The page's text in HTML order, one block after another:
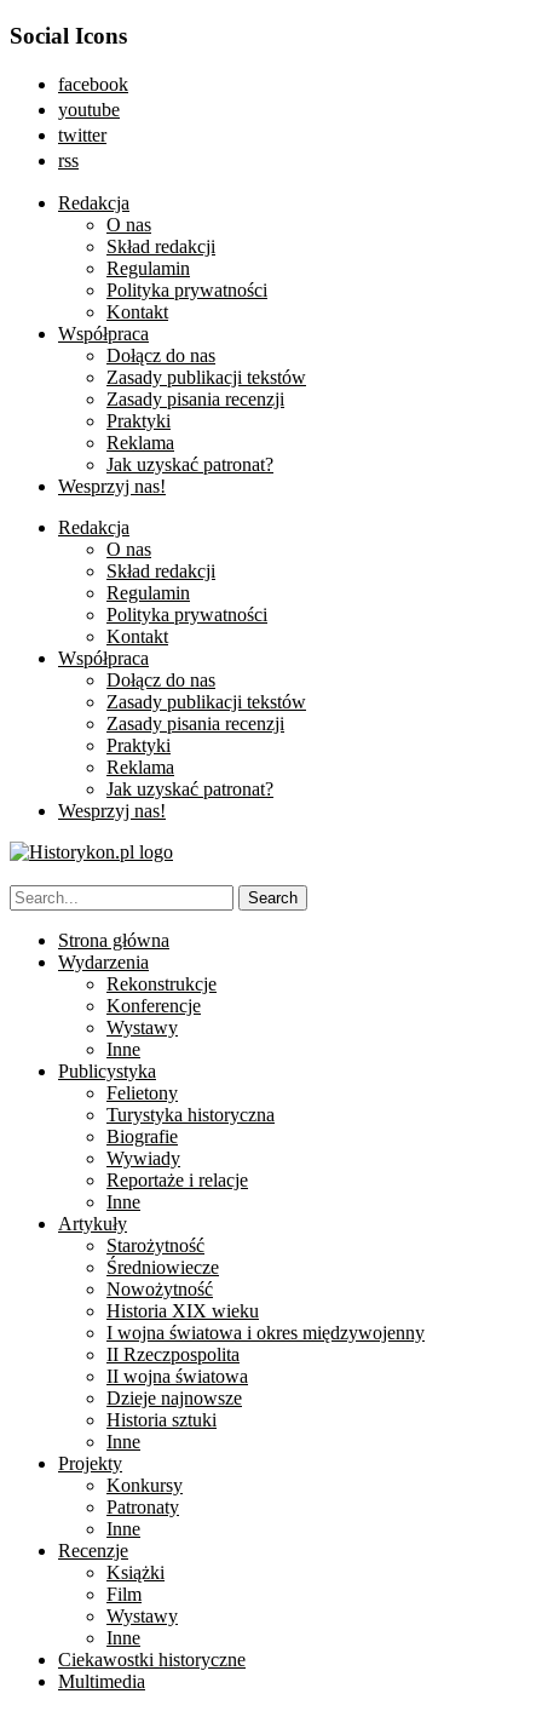
Social Icons
facebook
youtube
twitter
rss
Redakcja
O nas
Skład redakcji
Regulamin
Polityka prywatności
Kontakt
Współpraca
Dołącz do nas
Zasady publikacji tekstów
Zasady pisania recenzji
Praktyki
Reklama
Jak uzyskać patronat?
Wesprzyj nas!
Redakcja
O nas
Skład redakcji
Regulamin
Polityka prywatności
Kontakt
Współpraca
Dołącz do nas
Zasady publikacji tekstów
Zasady pisania recenzji
Praktyki
Reklama
Jak uzyskać patronat?
Wesprzyj nas!
Strona główna
Wydarzenia
Rekonstrukcje
Konferencje
Wystawy
Inne
Publicystyka
Felietony
Turystyka historyczna
Biografie
Wywiady
Reportaże i relacje
Inne
Artykuły
Starożytność
Średniowiecze
Nowożytność
Historia XIX wieku
I wojna światowa i okres międzywojenny
II Rzeczpospolita
II wojna światowa
Dzieje najnowsze
Historia sztuki
Inne
Projekty
Konkursy
Patronaty
Inne
Recenzje
Książki
Film
Wystawy
Inne
Ciekawostki historyczne
Multimedia